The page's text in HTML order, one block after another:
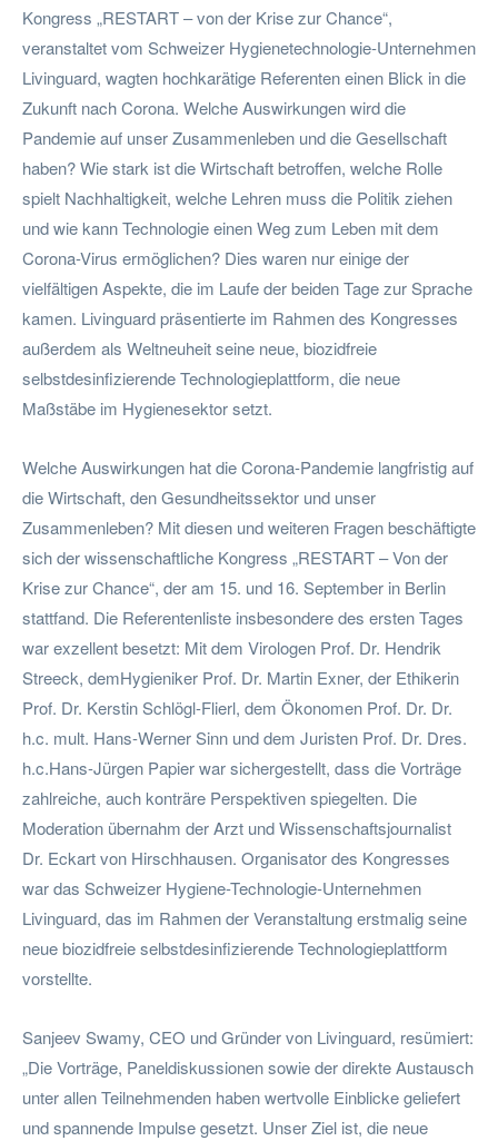
Kongress „RESTART – von der Krise zur Chance“,
veranstaltet vom Schweizer Hygienetechnologie-Unternehmen
Livinguard, wagten hochkarätige Referenten einen Blick in die
Zukunft nach Corona. Welche Auswirkungen wird die
Pandemie auf unser Zusammenleben und die Gesellschaft
haben? Wie stark ist die Wirtschaft betroffen, welche Rolle
spielt Nachhaltigkeit, welche Lehren muss die Politik ziehen
und wie kann Technologie einen Weg zum Leben mit dem
Corona-Virus ermöglichen? Dies waren nur einige der
vielfältigen Aspekte, die im Laufe der beiden Tage zur Sprache
kamen. Livinguard präsentierte im Rahmen des Kongresses
außerdem als Weltneuheit seine neue, biozidfreie
selbstdesinfizierende Technologieplattform, die neue
Maßstäbe im Hygienesektor setzt.
Welche Auswirkungen hat die Corona-Pandemie langfristig auf
die Wirtschaft, den Gesundheitssektor und unser
Zusammenleben? Mit diesen und weiteren Fragen beschäftigte
sich der wissenschaftliche Kongress „RESTART – Von der
Krise zur Chance“, der am 15. und 16. September in Berlin
stattfand. Die Referentenliste insbesondere des ersten Tages
war exzellent besetzt: Mit dem Virologen Prof. Dr. Hendrik
Streeck, demHygieniker Prof. Dr. Martin Exner, der Ethikerin
Prof. Dr. Kerstin Schlögl-Flierl, dem Ökonomen Prof. Dr. Dr.
h.c. mult. Hans-Werner Sinn und dem Juristen Prof. Dr. Dres.
h.c.Hans-Jürgen Papier war sichergestellt, dass die Vorträge
zahlreiche, auch konträre Perspektiven spiegelten. Die
Moderation übernahm der Arzt und Wissenschaftsjournalist
Dr. Eckart von Hirschhausen. Organisator des Kongresses
war das Schweizer Hygiene-Technologie-Unternehmen
Livinguard, das im Rahmen der Veranstaltung erstmalig seine
neue biozidfreie selbstdesinfizierende Technologieplattform
vorstellte.
Sanjeev Swamy, CEO und Gründer von Livinguard, resümiert:
„Die Vorträge, Paneldiskussionen sowie der direkte Austausch
unter allen Teilnehmenden haben wertvolle Einblicke geliefert
und spannende Impulse gesetzt. Unser Ziel ist, die neue